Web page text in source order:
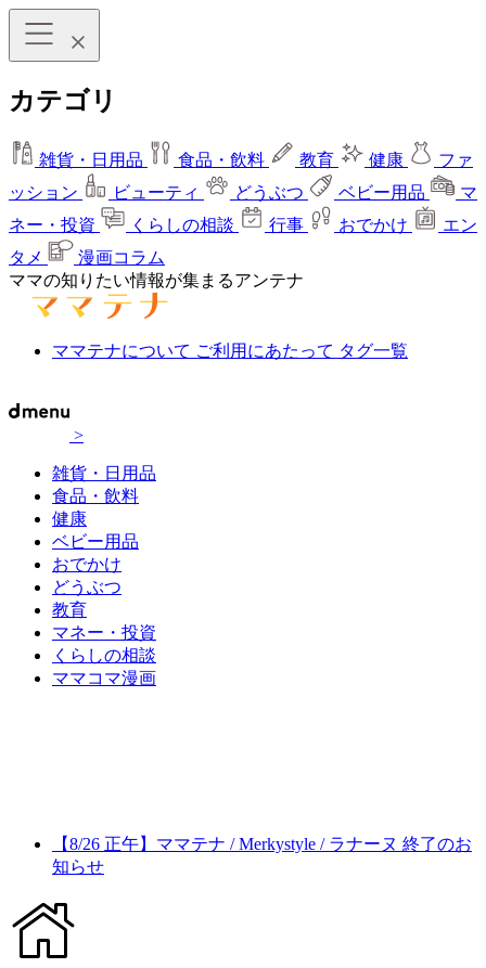
カテゴリ
雑貨・日用品 食品・飲料 教育 健康
ファ
ッション
ビューティ どうぶつ ベビー用品
マ
ネー・投資
くらしの相談 行事 おでかけ
エン
タメ
漫画コラム
ママの知りたい情報が集まるアンテナ
ママテナについて ご利用にあたって タグ一覧
>
雑貨・日用品
食品・飲料
健康
ベビー用品
おでかけ
どうぶつ
教育
マネー・投資
くらしの相談
ママコマ漫画
【8/26 正午】ママテナ / Merkystyle / ラナーヌ 終了のお
知らせ